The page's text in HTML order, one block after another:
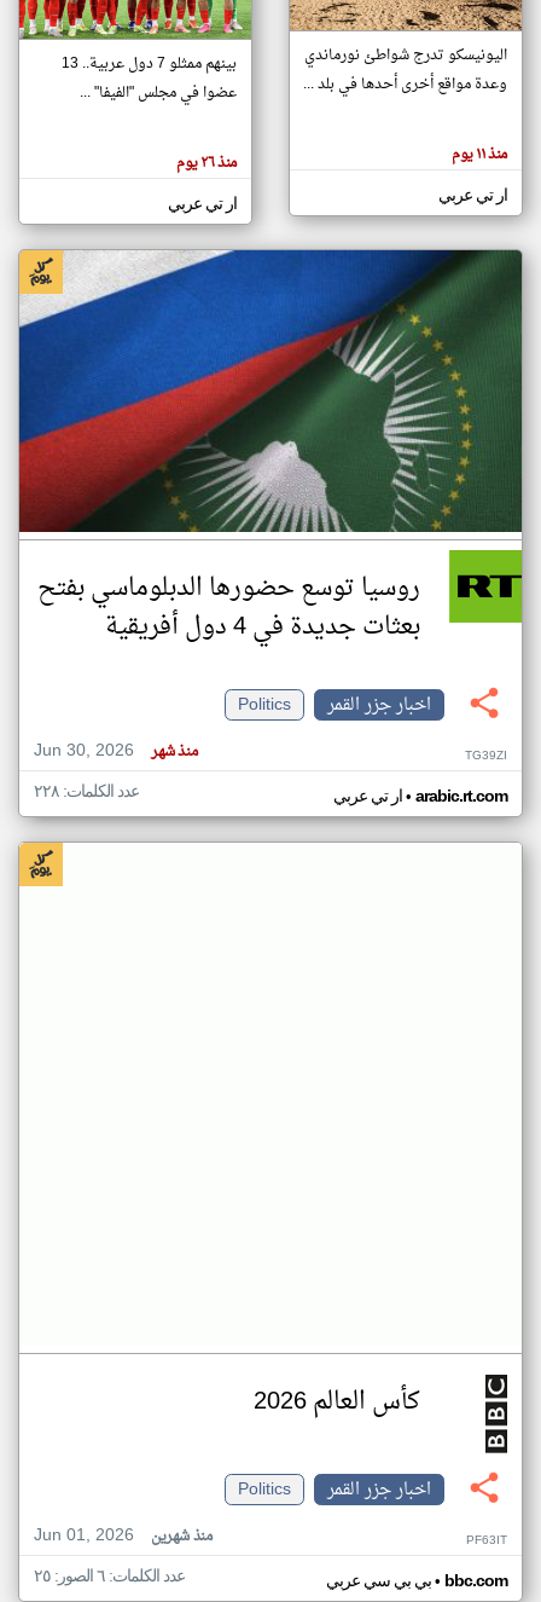
تغيير الدولة
اخبار جزر القمر على مدار الساعة
أهم اخبار جزر القمر العاجلة والمباشرة
هنا عن
وجهة
كاتبيها.
اليونيسكو تدرج شواطئ نورماندي
وعدة مواقع أخرى أحدها في بلد ...
منذ ١١ يوم
ار تي عربي
بينهم ممثلو 7 دول عربية.. 13
عضوا في مجلس "الفيفا" ...
منذ ٢٦ يوم
ار تي عربي
روسيا توسع حضورها الدبلوماسي بفتح
بعثات جديدة في 4 دول أفريقية
اخبار جزر القمر
Politics
Jun 30, 2026
منذ شهر TG39ZI
ار تي عربي• arabic.rt.com عدد الكلمات: ٢٢٨
كأس العالم 2026
اخبار جزر القمر
Politics
Jun 01, 2026
منذ شهرين PF63IT
بي بي سي عربي• bbc.com عدد الكلمات: ٦ الصور: ٢٥
klyoum.com